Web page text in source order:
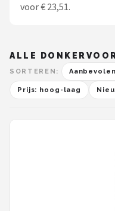
voor € 23,51.
ALLE
SORTEREN: Aanbevolen
Prijs: hoog-laag